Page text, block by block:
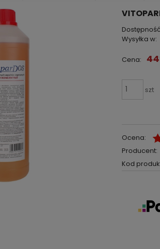
Wysyłka w:
Cena:
szt
Ocena:
Producent:
Kod